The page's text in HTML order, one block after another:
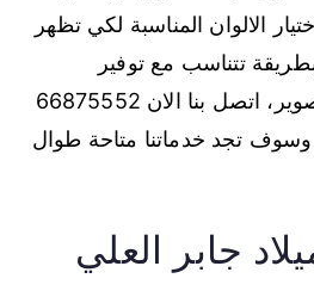
الالوان المناسبة لكي تظهر
بطريقة تتناسب مع توفير
المساحات الواسعة للتصوير، اتصل بنا الان 66875552
ال24 ساعة وسوف تجد خدماتنا متاحة طوال
جابر العلي